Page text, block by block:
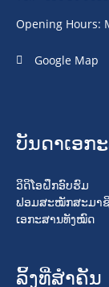
Opening Hours:
Google Map
ບັນດາເອກ
ວິດິໂອຝຶກອົບຮົມ
ຟອມສະໝັກສະມາຊິ
ເອກະສານທັງໝົດ
ລິ້ງທີ່ສໍາຄັນ